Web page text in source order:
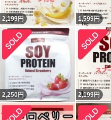
2,199円 1,599円
2,250 円 2,199円